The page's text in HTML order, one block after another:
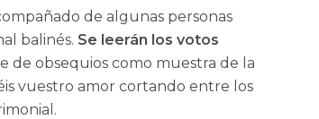
de algunas personas
balinés. Se leerán los votos
de obsequios como muestra de la
vuestro amor cortando entre los